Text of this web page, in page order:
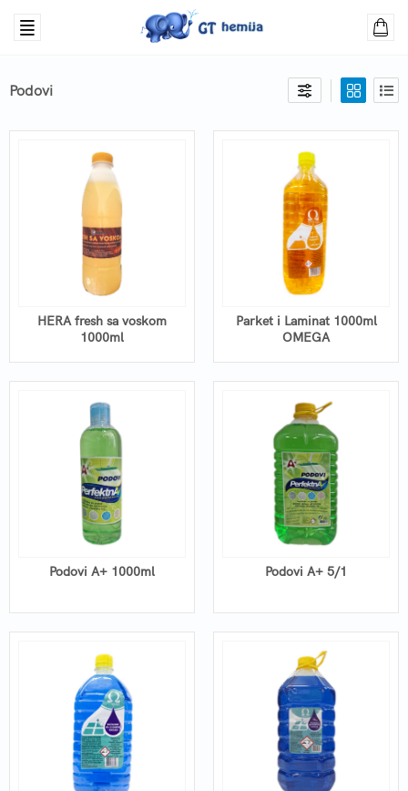
Podovi
HERA fresh sa voskom
1000ml
Parket i Laminat 1000ml
OMEGA
Podovi A+ 1000ml Podovi A+ 5/1